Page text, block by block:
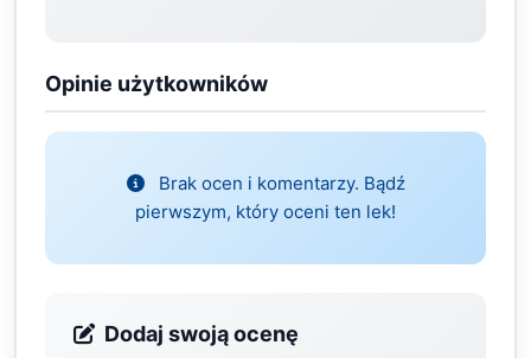
Opinie użytkowników
Brak ocen i komentarzy. Bądź
pierwszym, który oceni ten lek!
Dodaj swoją ocenę